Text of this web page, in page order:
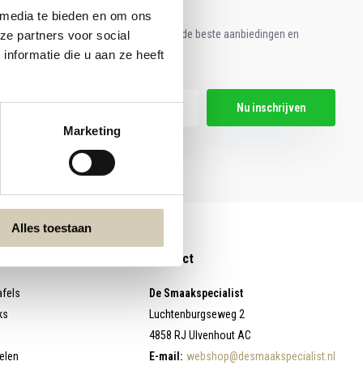
te bieden en om ons
partners voor social
die u aan ze heeft
Marketing
Alles toestaan
aan voor onze nieuwsbrief en ontvang de beste aanbiedingen en
recepten!
Nu inschrijven
de wettelijke beperkingen
Contact
De Smaakspecialist
Luchtenburgseweg 2
4858 RJ Ulvenhout AC
E-mail: webshop@desmaakspecialist.nl